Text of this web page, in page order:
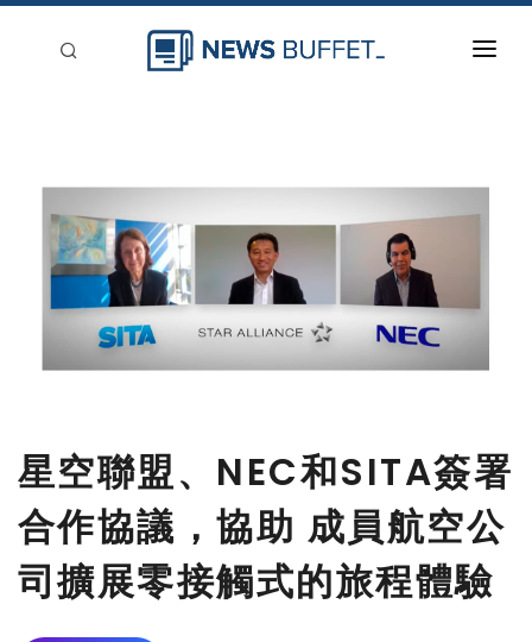
刊登
星空聯盟、NEC和SITA簽署
合作協議，協助 成員航空公
司擴展零接觸式的旅程體驗